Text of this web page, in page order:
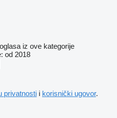
iz ove kategorije
od 2018
privatnosti i korisnički ugovor.